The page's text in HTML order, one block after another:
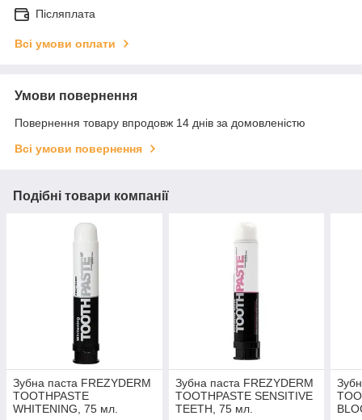
Післяплата
Всі умови оплати
Умови повернення
Повернення товару впродовж 14 днів за домовленістю
Всі умови повернення
Подібні товари компанії
Зубна паста FREZYDERM
TOOTHPASTE
WHITENING, 75 мл.
Зубна паста FREZYDERM
TOOTHPASTE SENSITIVE
TEETH, 75 мл.